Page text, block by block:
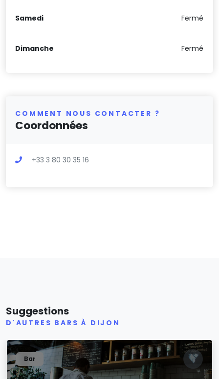
Samedi Fermé
Dimanche Fermé
COMMENT NOUS CONTACTER ?
Coordonnées
+33 3 80 30 35 16
Suggestions
D'AUTRES BARS À DIJON
Bar